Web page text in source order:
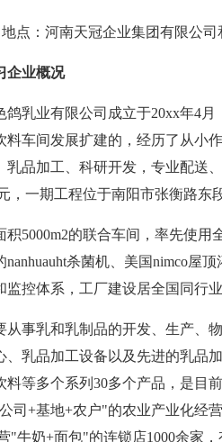
点：河南天冠企业集团有限公司
企业概况
鸽乳业有限公司成立于20xx年4
料车间发展扩建的，经历了从小
乳品加工、科研开发，专业配送
，一期工程位于南阳市张衡路东
积5000m2的联合车间，率先使用
nanhuauht杀菌机、美国nimco屋
监控体系，工厂建设居全国同行业
从事乳和乳制品的开发、生产、
、乳品加工设备以及先进的乳品
料等多个系列30多个产品，是目
司+基地+农户"的农业产业化经
"牛奶+面包"的连锁店1000余家